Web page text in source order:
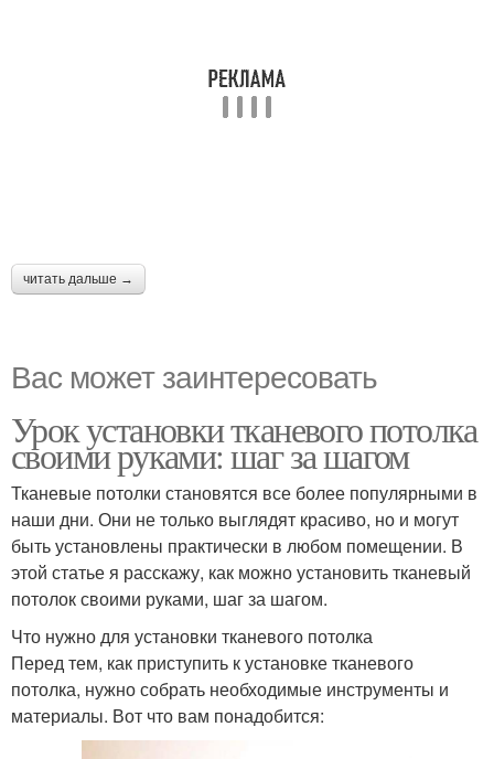
читать дальше →
Вас может заинтересовать
Урок установки тканевого потолка
своими руками: шаг за шагом
Тканевые потолки становятся все более популярными в
наши дни. Они не только выглядят красиво, но и могут
быть установлены практически в любом помещении. В
этой статье я расскажу, как можно установить тканевый
потолок своими руками, шаг за шагом.
Что нужно для установки тканевого потолка
Перед тем, как приступить к установке тканевого
потолка, нужно собрать необходимые инструменты и
материалы. Вот что вам понадобится: